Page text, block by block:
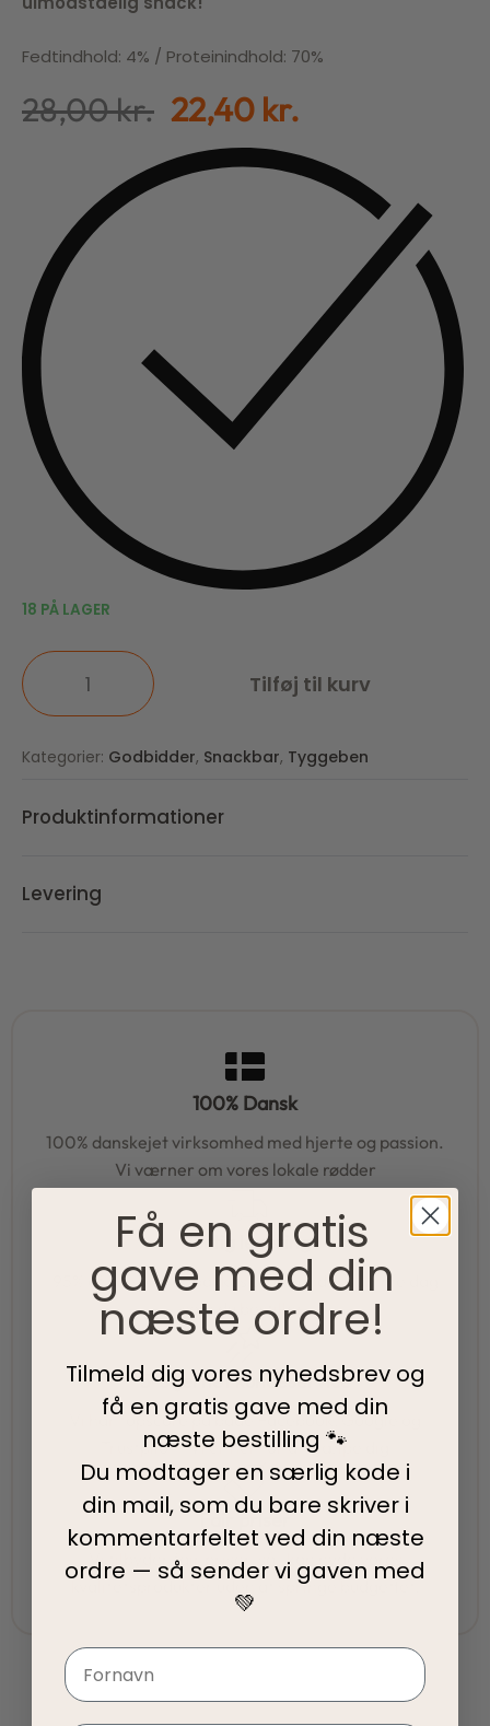
Fedtindhold: 4% / Proteinindhold: 70%
28,00kr. 22,40 kr.
18 PÅ LAGER
Tilføj til kurv
Kategorier: Godbidder, Snackbar, Tyggeben
Produktinformationer
Levering
100% Dansk
100% danskejet virksomhed med hjerte og passion.
Vi værner om vores lokale rødder
Hurtig levering
95% af alle ordrer pakkes og afsendes samme dag
som du bestiller.
5-Stjernet kundeservice
Vi har topscore på både Facebook, Google og
Trustpilot - Vi er her for at hjælpe dig
Fair priser
Vi tilbyder fair priser, så I kan nyde vores
kvalitetsprodukter uden at springe budgettet.
Få en gratis
gave med din
næste ordre!
Tilmeld dig vores nyhedsbrev og
få en gratis gave med din
næste bestilling 🐾
Du modtager en særlig kode i
din mail, som du bare skriver i
kommentarfeltet ved din næste
ordre — så sender vi gaven med
💚
Navn